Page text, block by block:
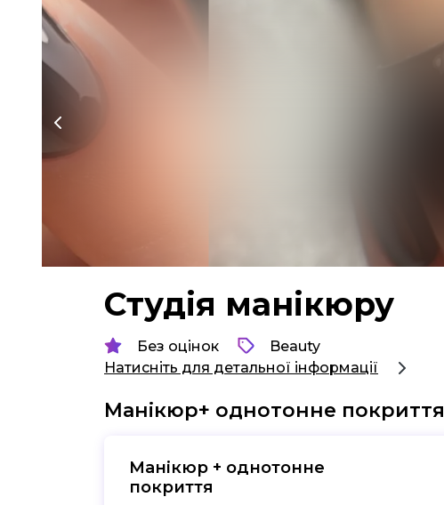
Студія манікюру
Без оцінок
Beauty
Натисніть для детальної інформації
Манікюр+ однотонне покриття
Манікюр + однотонне
покриття